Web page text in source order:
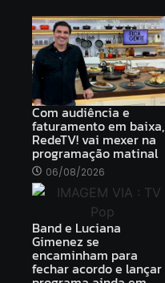
Com audiência e
faturamento em baixa,
RedeTV! vai mexer na
programação matinal
06/08/2026
Band e Luciana
Gimenez se
encaminham para
fechar acordo e lançar